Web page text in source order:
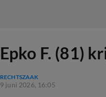
Epko F. (81)
RECHTSZAAK
9 juni 2026, 16:05